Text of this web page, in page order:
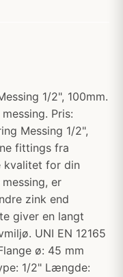
1/2", 100mm.
Pris:
Messing 1/2",
fittings fra
kvalitet for din
er
zink end
giver en langt
UNI EN 12165
ø: 45 mm
1/2" Længde: